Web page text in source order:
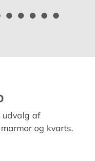
udvalg af
og kvarts.